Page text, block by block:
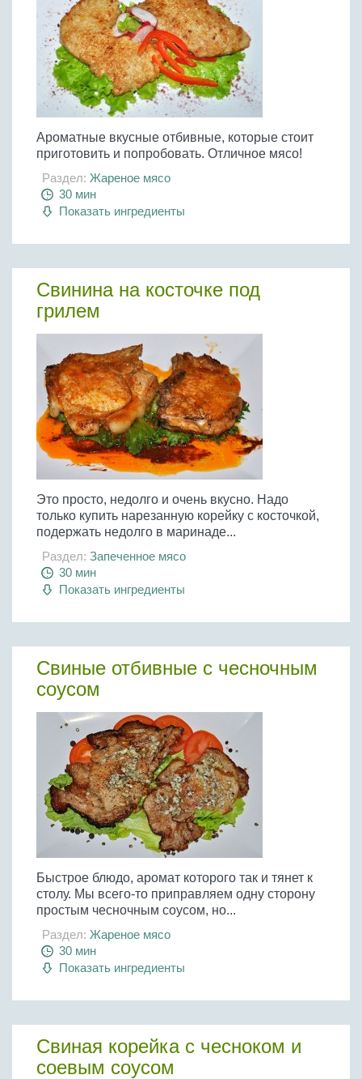
Ароматные вкусные отбивные, которые стоит
приготовить и попробовать. Отличное мясо!
Раздел: Жареное мясо
30 мин
Показать ингредиенты
Свинина на косточке под
грилем
Это просто, недолго и очень вкусно. Надо
только купить нарезанную корейку с косточкой,
подержать недолго в маринаде...
Раздел: Запеченное мясо
30 мин
Показать ингредиенты
Свиные отбивные с чесночным
соусом
Быстрое блюдо, аромат которого так и тянет к
столу. Мы всего-то приправляем одну сторону
простым чесночным соусом, но...
Раздел: Жареное мясо
30 мин
Показать ингредиенты
Свиная корейка с чесноком и
соевым соусом